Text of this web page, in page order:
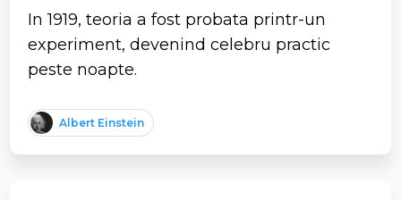
In 1919, teoria a fost probata printr-un
experiment, devenind celebru practic
peste noapte.
Albert Einstein